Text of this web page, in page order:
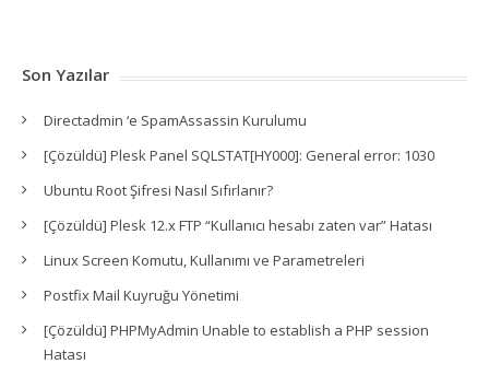
Son Yazılar
Directadmin ‘e SpamAssassin Kurulumu
[Çözüldü] Plesk Panel SQLSTAT[HY000]: General error: 1030
Ubuntu Root Şifresi Nasıl Sıfırlanır?
[Çözüldü] Plesk 12.x FTP “Kullanıcı hesabı zaten var” Hatası
Linux Screen Komutu, Kullanımı ve Parametreleri
Postfix Mail Kuyruğu Yönetimi
[Çözüldü] PHPMyAdmin Unable to establish a PHP session
Hatası